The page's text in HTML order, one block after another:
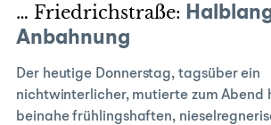
… Friedrichstraße:
Anbahnung
Der heutige Donnerstag, tagsüber ein
nichtwinterlicher, mutierte zum Abend
beinahe frühlingshaften,